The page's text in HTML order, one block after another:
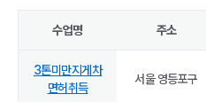
수업명 주소
3톤미만지게차
면허취득
서울 영등포구